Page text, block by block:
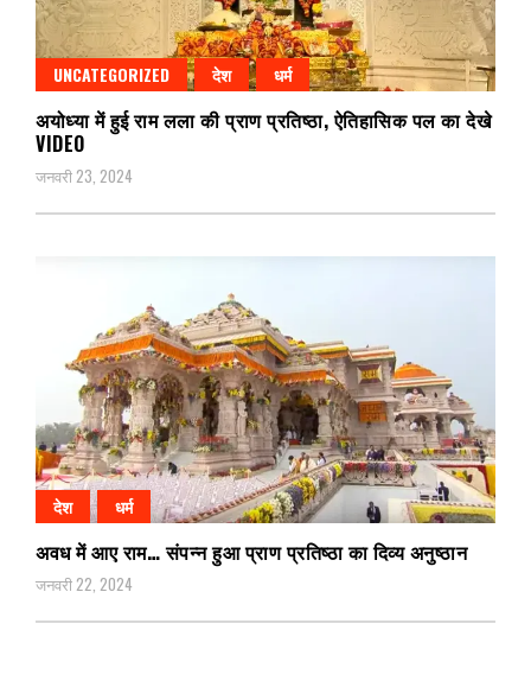
UNCATEGORIZED देश धर्म
अयोध्या में हुई राम लला की प्राण प्रतिष्ठा, ऐतिहासिक पल का देखे
VIDEO
जनवरी 23, 2024
देश धर्म
अवध में आए राम… संपन्न हुआ प्राण प्रतिष्ठा का दिव्य अनुष्ठान
जनवरी 22, 2024